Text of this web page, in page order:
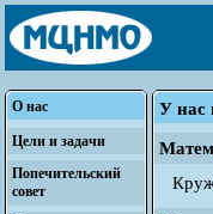
О нас
Цели и задачи
Попечительский
совет
У нас